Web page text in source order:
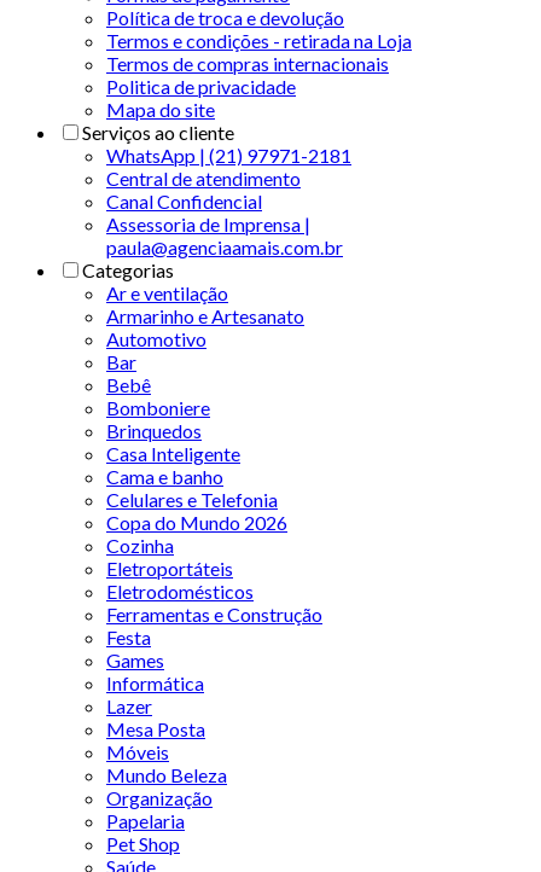
Política de troca e devolução
Termos e condições - retirada na Loja
Termos de compras internacionais
Politica de privacidade
Mapa do site
Serviços ao cliente
WhatsApp | (21) 97971-2181
Central de atendimento
Canal Confidencial
Assessoria de Imprensa |
paula@agenciaamais.com.br
Categorias
Ar e ventilação
Armarinho e Artesanato
Automotivo
Bar
Bebê
Bomboniere
Brinquedos
Casa Inteligente
Cama e banho
Celulares e Telefonia
Copa do Mundo 2026
Cozinha
Eletroportáteis
Eletrodomésticos
Ferramentas e Construção
Festa
Games
Informática
Lazer
Mesa Posta
Móveis
Mundo Beleza
Organização
Papelaria
Pet Shop
Saúde